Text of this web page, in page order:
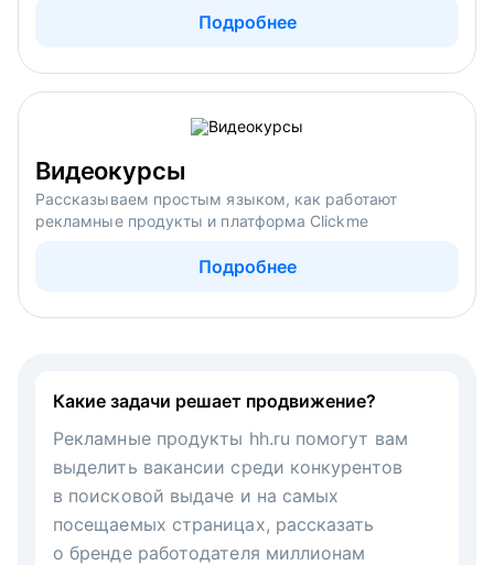
Подробнее
Видеокурсы
Рассказываем простым языком, как работают
рекламные продукты и платформа Clickme
Подробнее
Какие задачи решает продвижение?
Рекламные продукты hh.ru помогут вам
выделить вакансии среди конкурентов
в поисковой выдаче и на самых
посещаемых страницах, рассказать
о бренде работодателя миллионам